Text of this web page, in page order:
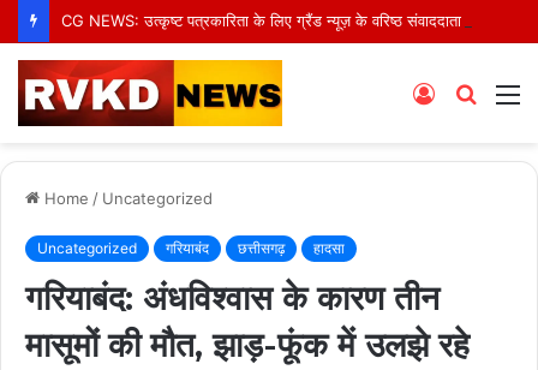
Search
Log
Home / Uncategorized
Uncategorized गरियाबंद छत्तीसगढ़ हादसा
गरियाबंद: अंधविश्वास के कारण तीन
मासूमों की मौत, झाड़-फूंक में उलझे रहे